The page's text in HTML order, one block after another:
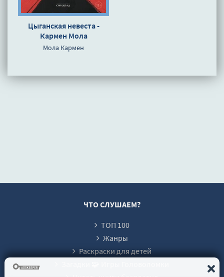
Цыганская невеста -
Кармен Мола
Мола Кармен
ЧТО СЛУШАЕМ?
ТОП 100
Жанры
Раскраски для детей